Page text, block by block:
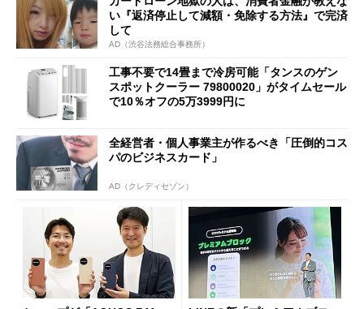
い『返済停止して減額・免除する方法』で完済
して
AD（渋谷法務総合事務所）
工事不要で14畳まで冷房可能「タンスのゲン
スポットクーラー 79800020」がタイムセール
で10％オフの5万3999円に
全経営者・個人事業主が作るべき「圧倒的コス
パのビジネスカード」
AD（クレディセゾン）